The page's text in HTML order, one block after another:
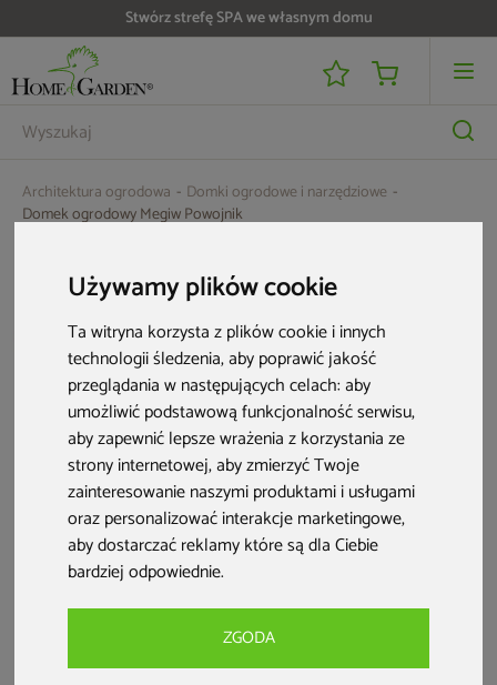
Używamy plików cookie
Ta witryna korzysta z plików cookie i innych
technologii śledzenia, aby poprawić jakość
przeglądania w następujących celach:aby
umożliwić podstawową funkcjonalność serwisu,
aby zapewnić lepsze wrażenia z korzystania ze
strony internetowej,aby zmierzyć Twoje
zainteresowanie naszymi produktami i usługami
oraz personalizować interakcje marketingowe,
aby dostarczać reklamy które są dla Ciebie
bardziej odpowiednie.
ZGODA
Stwórz strefę SPA we własnym domu
Architektura ogrodowa
Domki ogrodowe i narzędziowe
Domek ogrodowy Megiw Powojnik